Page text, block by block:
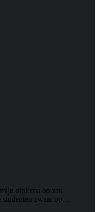
diploma op zak
studenten zwaar op…